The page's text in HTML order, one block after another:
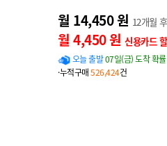
월 14,450 원 12개월
월 4,450 원 신용카드
오늘 출발07일(금) 도착 확률
·누적구매526,424건